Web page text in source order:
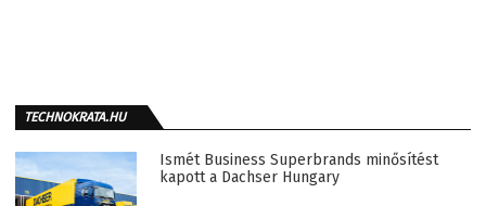
TECHNOKRATA.HU
Ismét Business Superbrands minősítést
kapott a Dachser Hungary